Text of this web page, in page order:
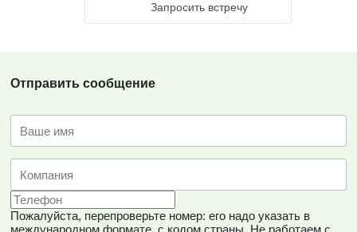
Запросить встречу
Отправить сообщение
Пожалуйста, перепроверьте номер: его надо указать в
международном формате, с кодом страны. Не работаем с